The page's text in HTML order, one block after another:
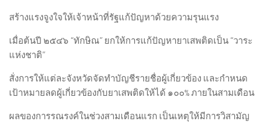
สร้างแรงจูงใจให้เจ้าหน้าที่รัฐแก้ปัญหาด้วยความรุนแรง
เมื่อต้นปี ๒๕๔๖ “ทักษิณ” ยกให้การแก้ปัญหายาเสพติดเป็น “วาระ
แห่งชาติ”
สั่งการให้แต่ละจังหวัดจัดทำบัญชีรายชื่อผู้เกี่ยวข้อง และกำหนด
เป้าหมายลดผู้เกี่ยวข้องกับยาเสพติดให้ได้ ๑๐๐% ภายในสามเดือน
ผลของการรณรงค์ในช่วงสามเดือนแรก เป็นเหตุให้มีการวิสามัญ